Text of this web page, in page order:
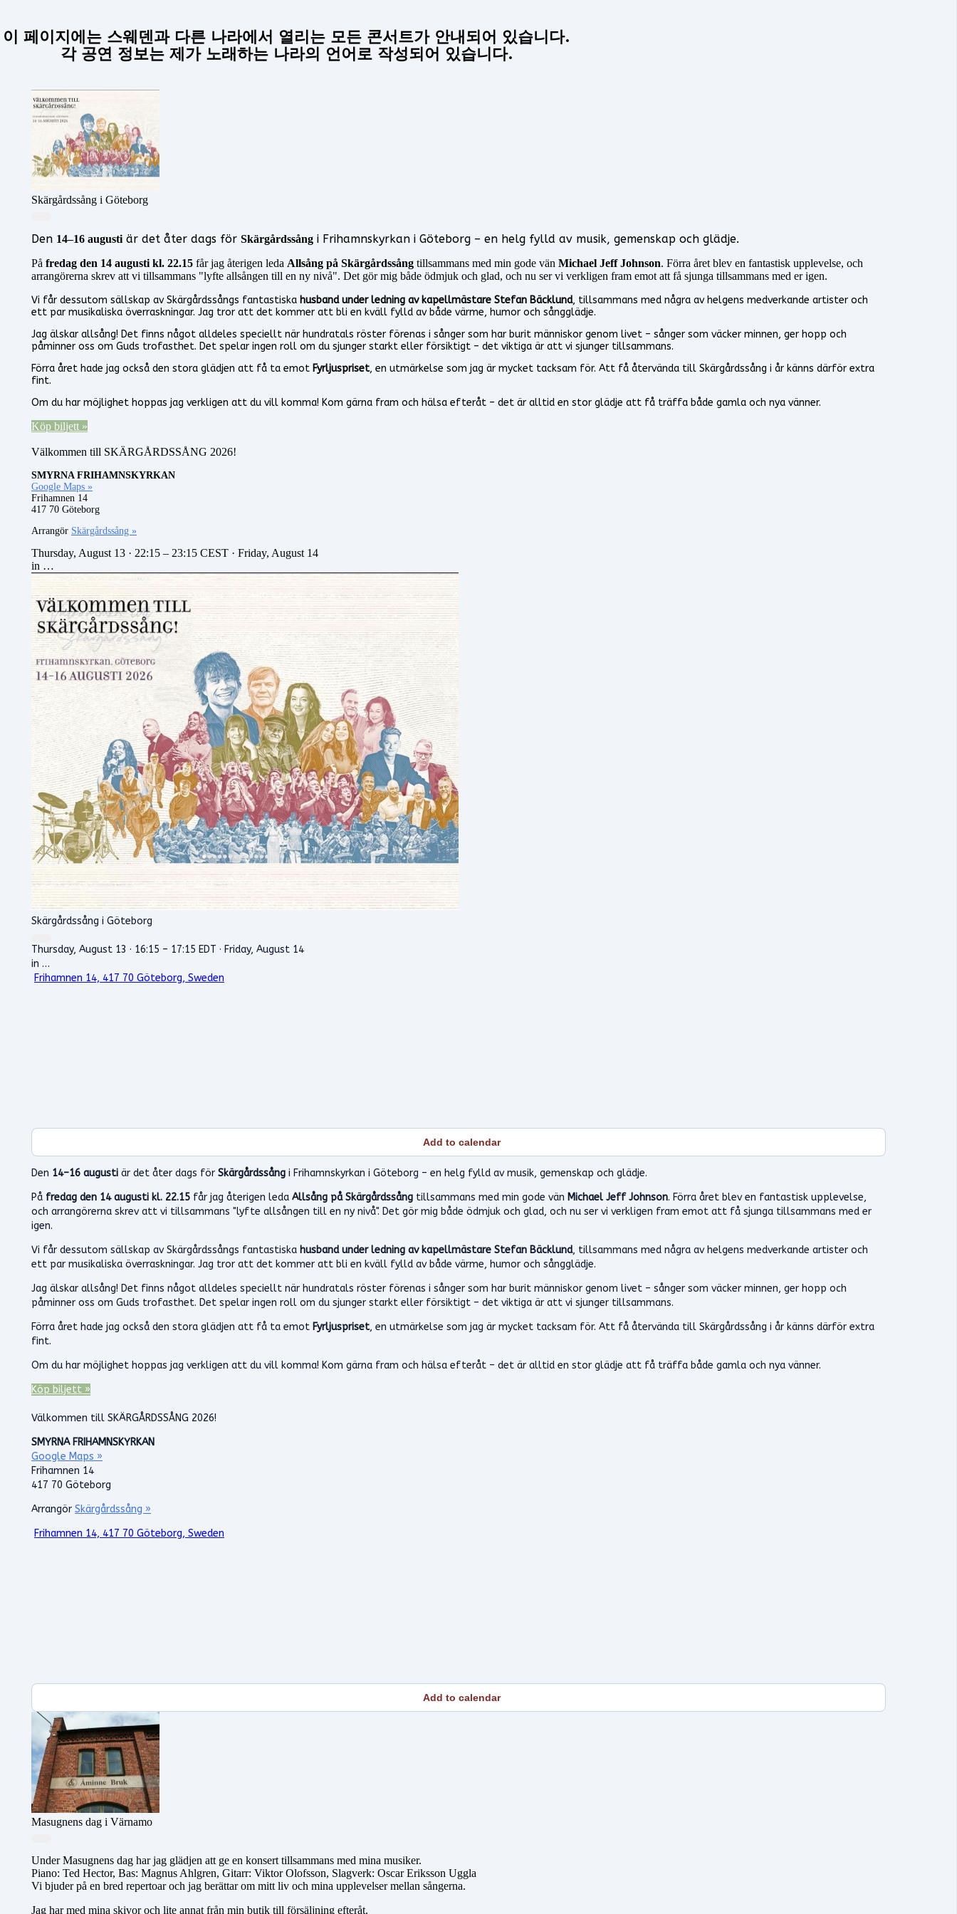
이 페이지에는 스웨덴과 다른 나라에서 열리는 모든 콘서트가 안내되어 있습니다.
각 공연 정보는 제가 노래하는 나라의 언어로 작성되어 있습니다.
Skärgårdssång i Göteborg
Den 14–16 augustiär det åter dags för Skärgårdssång i Frihamnskyrkan i Göteborg – en helg fylld av musik, gemenskap och glädje.
På fredag den 14 augusti kl. 22.15 får jag återigen leda Allsång på Skärgårdssång tillsammans med min gode vän Michael Jeff Johnson. Förra året blev en fantastisk upplevelse, och
arrangörerna skrev att vi tillsammans "lyfte allsången till en ny nivå". Det gör mig både ödmjuk och glad, och nu ser vi verkligen fram emot att få sjunga tillsammans med er igen.
Vi får dessutom sällskap av Skärgårdssångs fantastiska husband under ledning av kapellmästare Stefan Bäcklund, tillsammans med några av helgens medverkande artister och
ett par musikaliska överraskningar. Jag tror att det kommer att bli en kväll fylld av både värme, humor och sångglädje.
Jag älskar allsång! Det finns något alldeles speciellt när hundratals röster förenas i sånger som har burit människor genom livet – sånger som väcker minnen, ger hopp och
påminner oss om Guds trofasthet. Det spelar ingen roll om du sjunger starkt eller försiktigt – det viktiga är att vi sjunger tillsammans.
Förra året hade jag också den stora glädjen att få ta emot Fyrljuspriset, en utmärkelse som jag är mycket tacksam för. Att få återvända till Skärgårdssång i år känns därför extra
fint.
Om du har möjlighet hoppas jag verkligen att du vill komma! Kom gärna fram och hälsa efteråt – det är alltid en stor glädje att få träffa både gamla och nya vänner.
Köp biljett »
Välkommen till SKÄRGÅRDSSÅNG 2026!
SMYRNA FRIHAMNSKYRKAN
Google Maps »
Frihamnen 14
417 70 Göteborg
Arrangör Skärgårdssång »
Thursday, August 13 · 22:15 – 23:15 CEST · Friday, August 14
in …
Skärgårdssång i Göteborg
Thursday, August 13 · 16:15 – 17:15 EDT · Friday, August 14
in …
Frihamnen 14, 417 70 Göteborg, Sweden
Add to calendar
Den 14–16 augusti är det åter dags för Skärgårdssång i Frihamnskyrkan i Göteborg – en helg fylld av musik, gemenskap och glädje.
På fredag den 14 augusti kl. 22.15 får jag återigen leda Allsång på Skärgårdssång tillsammans med min gode vän Michael Jeff Johnson. Förra året blev en fantastisk upplevelse,
och arrangörerna skrev att vi tillsammans "lyfte allsången till en ny nivå". Det gör mig både ödmjuk och glad, och nu ser vi verkligen fram emot att få sjunga tillsammans med er
igen.
Vi får dessutom sällskap av Skärgårdssångs fantastiska husband under ledning av kapellmästare Stefan Bäcklund, tillsammans med några av helgens medverkande artister och
ett par musikaliska överraskningar. Jag tror att det kommer att bli en kväll fylld av både värme, humor och sångglädje.
Jag älskar allsång! Det finns något alldeles speciellt när hundratals röster förenas i sånger som har burit människor genom livet – sånger som väcker minnen, ger hopp och
påminner oss om Guds trofasthet. Det spelar ingen roll om du sjunger starkt eller försiktigt – det viktiga är att vi sjunger tillsammans.
Förra året hade jag också den stora glädjen att få ta emot Fyrljuspriset, en utmärkelse som jag är mycket tacksam för. Att få återvända till Skärgårdssång i år känns därför extra
fint.
Om du har möjlighet hoppas jag verkligen att du vill komma! Kom gärna fram och hälsa efteråt – det är alltid en stor glädje att få träffa både gamla och nya vänner.
Köp biljett »
Välkommen till SKÄRGÅRDSSÅNG 2026!
SMYRNA FRIHAMNSKYRKAN
Google Maps »
Frihamnen 14
417 70 Göteborg
Arrangör Skärgårdssång »
Frihamnen 14, 417 70 Göteborg, Sweden
Add to calendar
Masugnens dag i Värnamo
Under Masugnens dag har jag glädjen att ge en konsert tillsammans med mina musiker.
Piano: Ted Hector, Bas: Magnus Ahlgren, Gitarr: Viktor Olofsson, Slagverk: Oscar Eriksson Uggla
Vi bjuder på en bred repertoar och jag berättar om mitt liv och mina upplevelser mellan sångerna.
Jag har med mina skivor och lite annat från min butik till försäljning efteråt.